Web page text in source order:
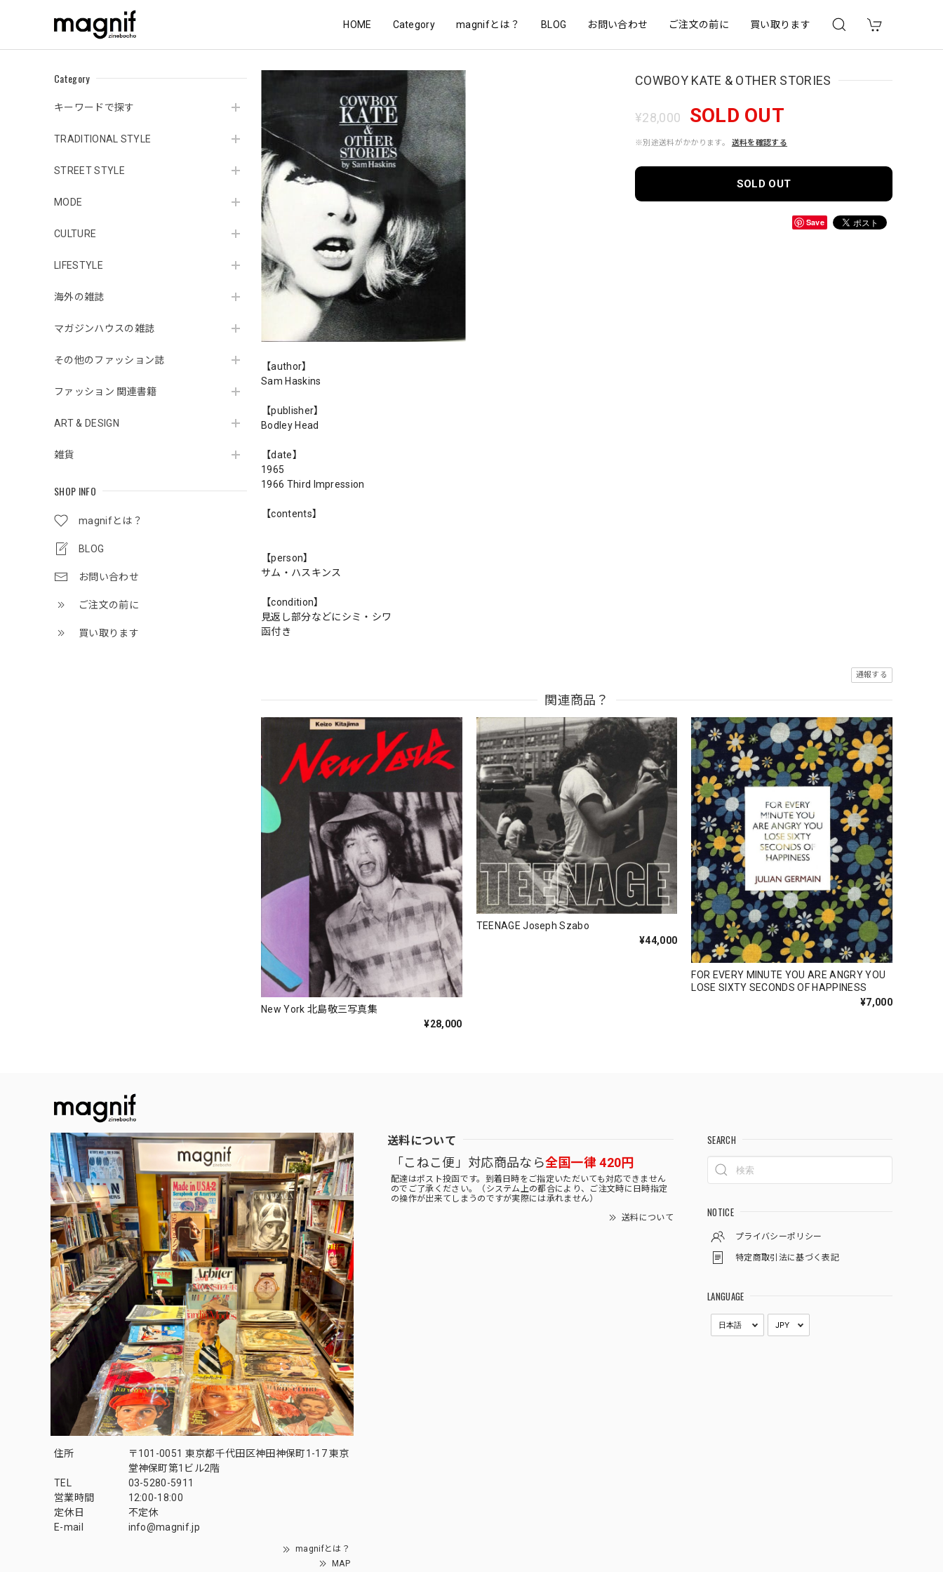
HOME Category magnifとは？ BLOG お問い合わせ ご注文の前に 買い取ります
Category
キーワードで探す
TRADITIONAL STYLE
STREET STYLE
MODE
CULTURE
LIFESTYLE
海外の雑誌
マガジンハウスの雑誌
その他のファッション誌
ファッション 関連書籍
ART & DESIGN
雑貨
SHOP INFO
magnifとは？
BLOG
お問い合わせ
ご注文の前に
買い取ります
COWBOY KATE & OTHER STORIES
¥28,000 SOLD OUT
※別途送料がかかります。 送料を確認する
SOLD OUT
Save
【author】
Sam Haskins
【publisher】
Bodley Head
【date】
1965
1966 Third Impression
【contents】
【person】
サム・ハスキンス
【condition】
見返し部分などにシミ・シワ
函付き
通報する
関連商品？
New York 北島敬三写真集
¥28,000
TEENAGE Joseph Szabo
¥44,000
FOR EVERY MINUTE YOU ARE ANGRY YOU
LOSE SIXTY SECONDS OF HAPPINESS
¥7,000
住所
〒101-0051 東京都千代田区神田神保町1-17 東京
堂神保町第1ビル2階
TEL
03-5280-5911
営業時間
12:00-18:00
定休日
不定休
E-mail
info@magnif.jp
magnifとは？
MAP
送料について
「こねこ便」対応商品なら全国一律 420円
配達はポスト投函です。到着日時をご指定いただいても対応できません
のでご了承ください。（システム上の都合により、ご注文時に日時指定
の操作が出来てしまうのですが実際には承れません）
送料について
SEARCH
NOTICE
プライバシーポリシー
特定商取引法に基づく表記
LANGUAGE